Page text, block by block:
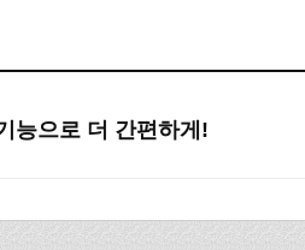
능으로 더 간편하게!